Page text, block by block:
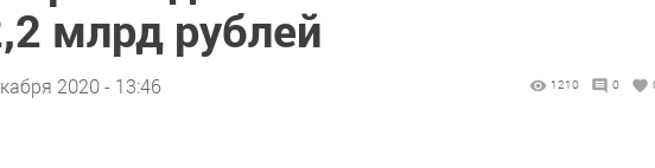
млрд рублей
2020 - 13:46 1210 0